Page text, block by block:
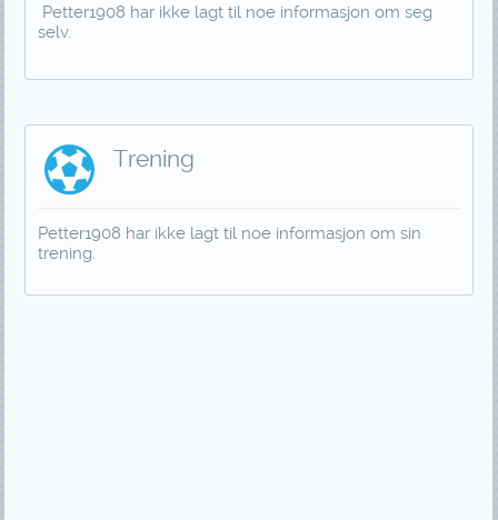
Petter1908 har ikke lagt til noe informasjon om seg
selv.
Trening
Petter1908 har ikke lagt til noe informasjon om sin
trening.